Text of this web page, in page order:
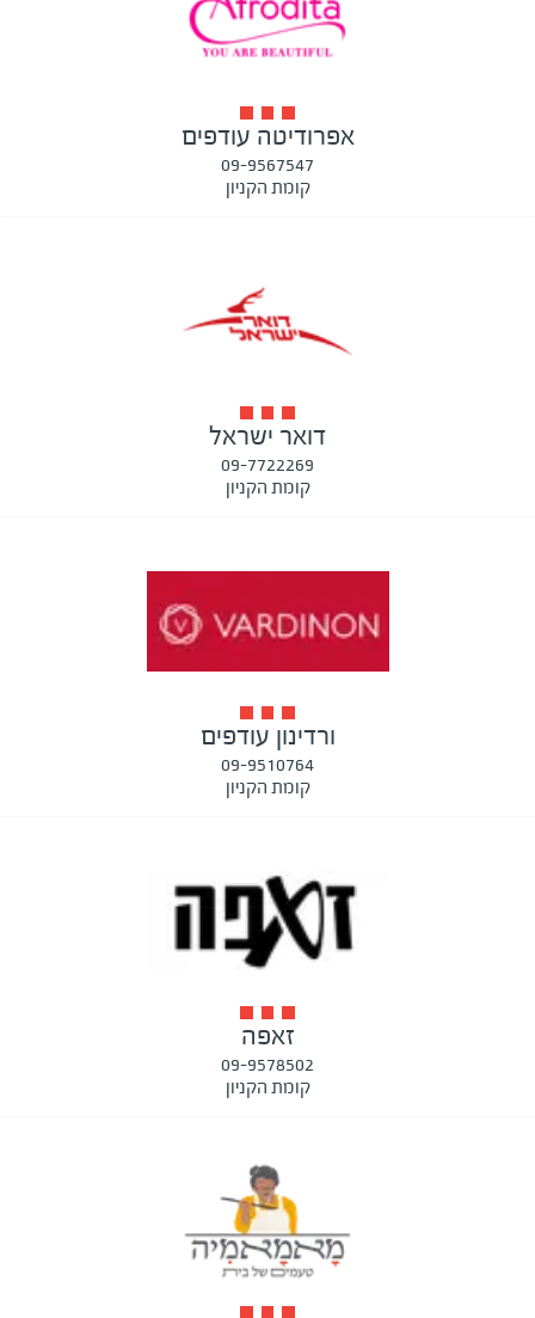
אפרודיטה עודפים
09-9567547
קומת הקניון
דואר ישראל
09-7722269
קומת הקניון
ורדינון עודפים
09-9510764
קומת הקניון
זאפה
09-9578502
קומת הקניון